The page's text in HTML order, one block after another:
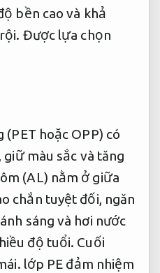
bền cao và khả
Được lựa chọn
hoặc OPP) có
màu sắc và tăng
(AL) nằm ở giữa
chắn tuyệt đối, ngăn
sáng và hơi nước
độ tuổi. Cuối
lớp PE đảm nhiệm